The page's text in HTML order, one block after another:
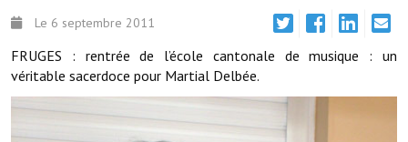
Urbanisme
Nous contacter
Horaires de la mairie
Les foulées fressinoises
Le 6 septembre 2011
FRUGES : rentrée de l’école cantonale de musique : un
véritable sacerdoce pour Martial Delbée.